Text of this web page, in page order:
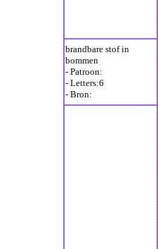
brandbare stof in
bommen
- Patroon:
- Letters:6
- Bron: